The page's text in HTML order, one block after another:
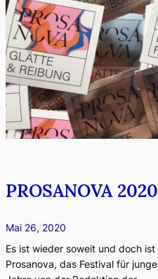
PROSANOVA 2020
Mai 26, 2020
Es ist wieder soweit und doch
Prosanova, das Festival für